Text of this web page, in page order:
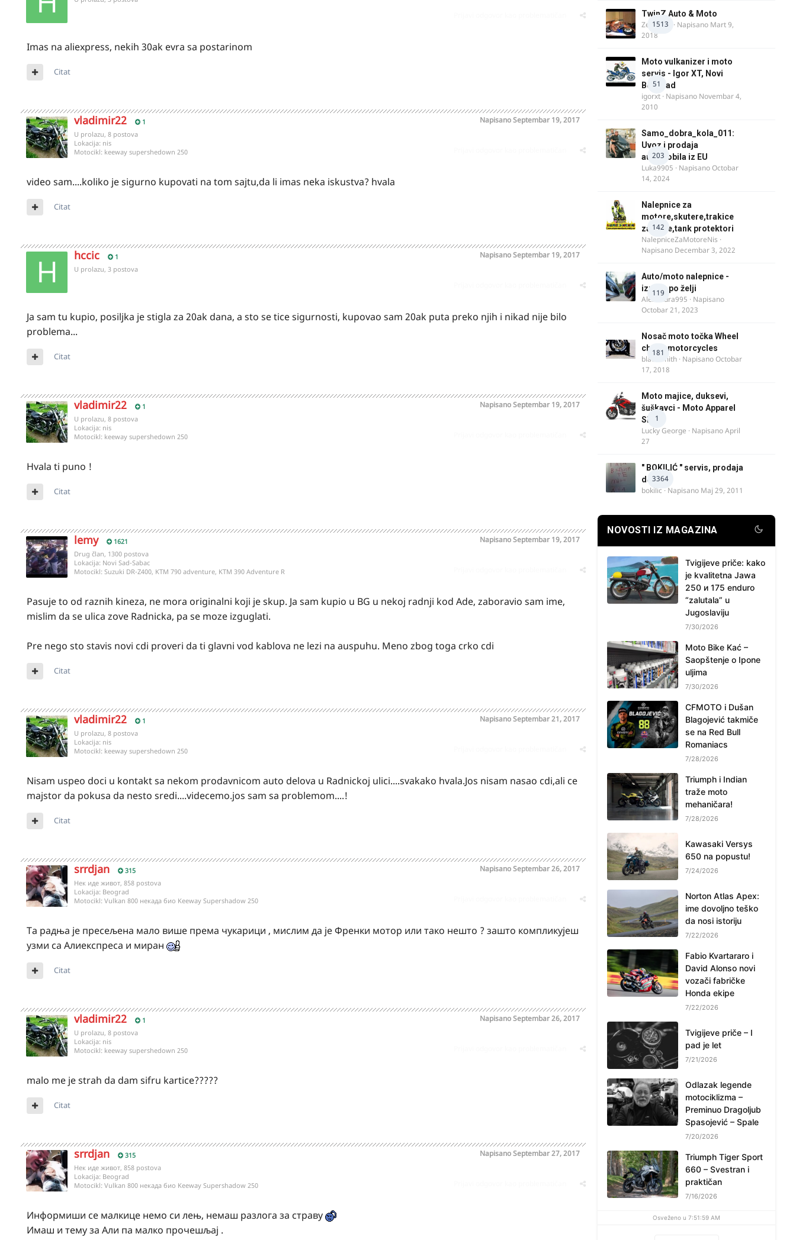
Imas na aliexpress, nekih 30ak evra sa postarinom
Citat
vladimir22 1 NapisanoSeptembar 19, 2017
U prolazu, 8 postova
Lokacija: nis
Motocikl: keeway supershedown 250
video sam....koliko je sigurno kupovati na tom sajtu,da li imas neka iskustva? hvala
Citat
hccic 1 NapisanoSeptembar 19, 2017
U prolazu, 3 postova
Ja sam tu kupio, posiljka je stigla za 20ak dana, a sto se tice sigurnosti, kupovao sam 20ak puta preko njih i nikad nije bilo
problema...
Citat
vladimir22 1 NapisanoSeptembar 19, 2017
U prolazu, 8 postova
Lokacija: nis
Motocikl: keeway supershedown 250
Hvala ti puno !
Citat
lemy 1621 NapisanoSeptembar 19, 2017
Drug član, 1300 postova
Lokacija: Novi Sad-Sabac
Motocikl: Suzuki DR-Z400, KTM 790 adventure, KTM 390 Adventure R
Pasuje to od raznih kineza, ne mora originalni koji je skup. Ja sam kupio u BG u nekoj radnji kod Ade, zaboravio sam ime,
mislim da se ulica zove Radnicka, pa se moze izguglati.
Pre nego sto stavis novi cdi proveri da ti glavni vod kablova ne lezi na auspuhu. Meno zbog toga crko cdi
Citat
vladimir22 1 NapisanoSeptembar 21, 2017
U prolazu, 8 postova
Lokacija: nis
Motocikl: keeway supershedown 250
Nisam uspeo doci u kontakt sa nekom prodavnicom auto delova u Radnickoj ulici....svakako hvala.Jos nisam nasao cdi,ali ce
majstor da pokusa da nesto sredi....videcemo.jos sam sa problemom....!
Citat
srrdjan 315 NapisanoSeptembar 26, 2017
Нек иде живот, 858 postova
Lokacija: Beograd
Motocikl: Vulkan 800 некада био Keeway Supershadow 250
Та радња је пресељена мало више према чукарици , мислим да је Френки мотор или тако нешто ? зашто компликујеш
узми са Алиекспреса и миран
Citat
vladimir22 1 NapisanoSeptembar 26, 2017
U prolazu, 8 postova
Lokacija: nis
Motocikl: keeway supershedown 250
malo me je strah da dam sifru kartice?????
Citat
srrdjan 315 NapisanoSeptembar 27, 2017
Нек иде живот, 858 postova
Lokacija: Beograd
Motocikl: Vulkan 800 некада био Keeway Supershadow 250
Информиши се малкице немо си лењ, немаш разлога за страву
Имаш и тему за Али па малко прочешљај .
1513
TwinZ Auto & Moto
Zeljkamp · Napisano Mart 9,
2018
51
Moto vulkanizer i moto
servis - Igor XT, Novi
Beograd
igorxt · Napisano Novembar 4,
2010
203
Samo_dobra_kola_011:
Uvoz i prodaja
automobila iz EU
Luka9905 · NapisanoOctobar
14, 2024
142
Nalepnice za
motore,skutere,trakice
za felne,tank protektori
NalepniceZaMotoreNis ·
Napisano Decembar 3, 2022
119
Auto/moto nalepnice -
izrada po želji
Alexandra995 · Napisano
Octobar 21, 2023
181
Nosač moto točka Wheel
chock motorcycles
blacksmith · NapisanoOctobar
17, 2018
1
Moto majice, duksevi,
šuškavci - Moto Apparel
SRB
Lucky George · NapisanoApril
27
3364
" BOKILIĆ " servis, prodaja
delova
bokilic · Napisano Maj 29, 2011
NOVOSTI IZ MAGAZINA
Tvigijeve priče: kako
je kvalitetna Jawa
250 и 175 enduro
“zalutala” u
Jugoslaviju
7/30/2026
Moto Bike Kać –
Saopštenje o Ipone
uljima
7/30/2026
CFMOTO i Dušan
Blagojević takmiče
se na Red Bull
Romaniacs
7/28/2026
Triumph i Indian
traže moto
mehaničara!
7/28/2026
Kawasaki Versys
650 na popustu!
7/24/2026
Norton Atlas Apex:
ime dovoljno teško
da nosi istoriju
7/22/2026
Fabio Kvartararo i
David Alonso novi
vozači fabričke
Honda ekipe
7/22/2026
Tvigijeve priče – I
pad je let
7/21/2026
Odlazak legende
motociklizma –
Preminuo Dragoljub
Spasojević – Spale
7/20/2026
Triumph Tiger Sport
660 – Svestran i
praktičan
7/16/2026
Osveženo u 7:51:59 AM